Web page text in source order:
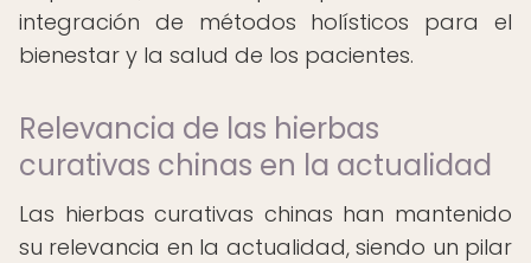
integración de métodos holísticos para el
bienestar y la salud de los pacientes.
Relevancia de las hierbas
curativas chinas en la actualidad
Las hierbas curativas chinas han mantenido
su relevancia en la actualidad, siendo un pilar